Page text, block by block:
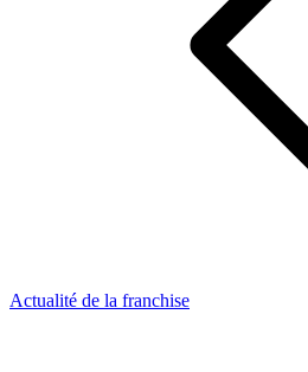
Actualité de la franchise